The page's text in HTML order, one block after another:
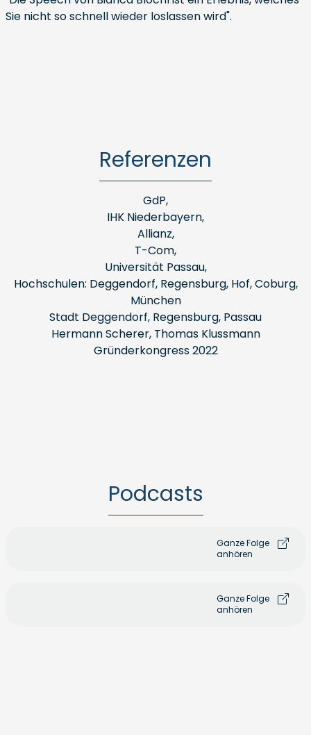
Sie nicht so schnell wieder loslassen wird".
Referenzen
GdP,
IHK Niederbayern,
Allianz,
T-Com,
Universität Passau,
Hochschulen: Deggendorf, Regensburg, Hof, Coburg,
München
Stadt Deggendorf, Regensburg, Passau
Hermann Scherer, Thomas Klussmann
Gründerkongress 2022
Podcasts
Ganze Folge
anhören
Ganze Folge
anhören